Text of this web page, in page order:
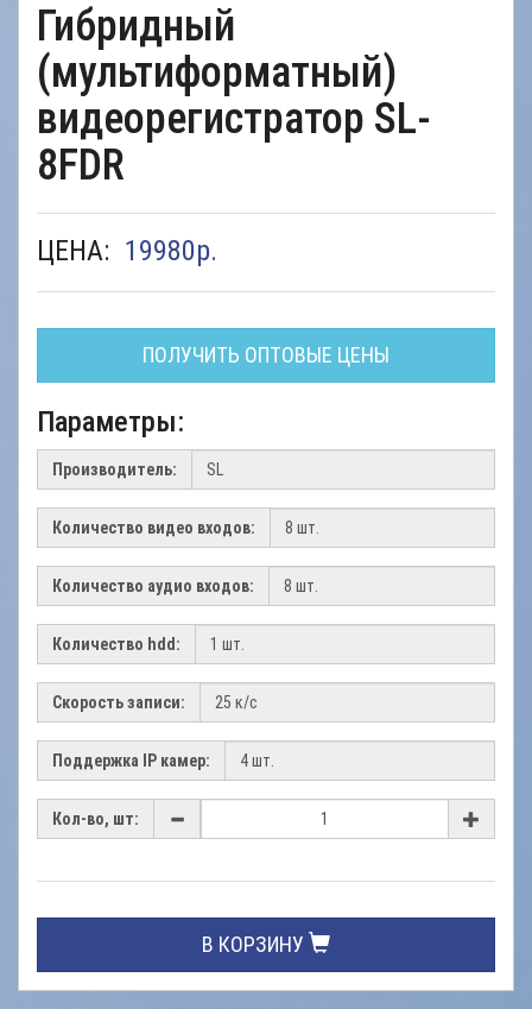
РАБОТЫ
КОНТАКТЫ
Гибридный
(мультиформатный)
видеорегистратор SL-
8FDR
ЦЕНА: 19980р.
ПОЛУЧИТЬ ОПТОВЫЕ ЦЕНЫ
Параметры:
Производитель:
Количество видео входов:
Количество аудио входов:
Количество hdd:
Скорость записи:
Поддержка IP камер:
Кол-во, шт:
В КОРЗИНУ